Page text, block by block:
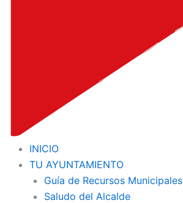
INICIO
TU AYUNTAMIENTO
Guía de Recursos Municipales
Saludo del Alcalde